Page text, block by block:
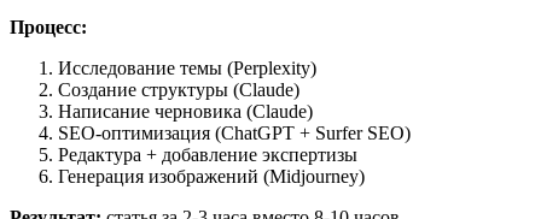
Процесс:
Исследование темы (Perplexity)
Создание структуры (Claude)
Написание черновика (Claude)
SEO-оптимизация (ChatGPT + Surfer SEO)
Редактура + добавление экспертизы
Генерация изображений (Midjourney)